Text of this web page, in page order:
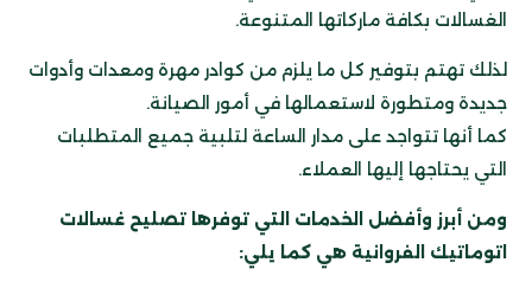
الغسالات بكافة ماركاتها المتنوعة.
لذلك تهتم بتوفير كل ما يلزم من كوادر مهرة ومعدات وأدوات
جديدة ومتطورة لاستعمالها في أمور الصيانة.
كما أنها تتواجد على مدار الساعة لتلبية جميع المتطلبات
التي يحتاجها إليها العملاء.
ومن أبرز وأفضل الخدمات التي توفرها تصليح غسالات
اتوماتيك الفروانية هي كما يلي: